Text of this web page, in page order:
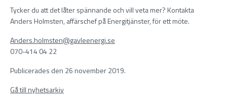
Tycker du att det låter spännande och vill veta mer? Kontakta
Anders Holmsten, affärschef på Energitjänster, för ett möte.
Anders.holmsten@gavleenergi.se
070-414 04 22
Publicerades den 26 november 2019.
Gå till nyhetsarkiv